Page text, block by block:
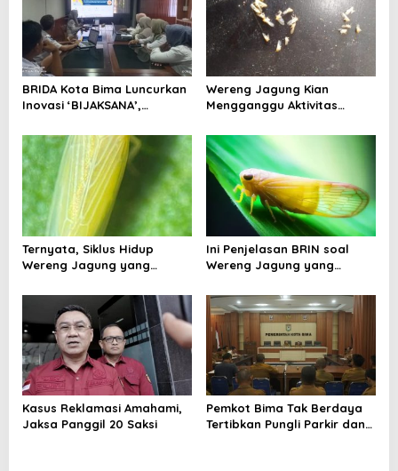
o
s
BRIDA Kota Bima Luncurkan
Inovasi ‘BIJAKSANA’,
Berbasis Stakeholder
Analisis
Wereng Jagung Kian
Mengganggu Aktivitas
Miliki Solusi?
Ternyata, Siklus Hidup
Wereng Jagung yang
Bertahan Hingga 30 Hari
Ini Penjelasan BRIN soal
Wereng Jagung yang
Kasus Reklamasi Amahami,
Jaksa Panggil 20 Saksi
Pemkot Bima Tak Berdaya
Tertibkan Pungli Parkir dan